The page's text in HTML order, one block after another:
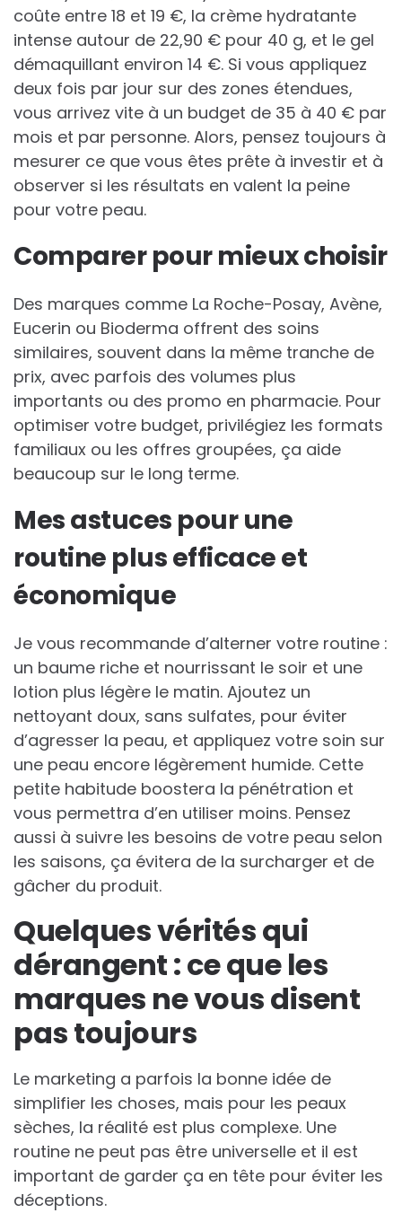
coûte entre 18 et 19 €, la crème hydratante
intense autour de 22,90 € pour 40 g, et le gel
démaquillant environ 14 €. Si vous appliquez
deux fois par jour sur des zones étendues,
vous arrivez vite à un budget de 35 à 40 € par
mois et par personne. Alors, pensez toujours à
mesurer ce que vous êtes prête à investir et à
observer si les résultats en valent la peine
pour votre peau.
Comparer pour mieux choisir
Des marques comme La Roche-Posay, Avène,
Eucerin ou Bioderma offrent des soins
similaires, souvent dans la même tranche de
prix, avec parfois des volumes plus
importants ou des promo en pharmacie. Pour
optimiser votre budget, privilégiez les formats
familiaux ou les offres groupées, ça aide
beaucoup sur le long terme.
Mes astuces pour une
routine plus efficace et
économique
Je vous recommande d’alterner votre routine :
un baume riche et nourrissant le soir et une
lotion plus légère le matin. Ajoutez un
nettoyant doux, sans sulfates, pour éviter
d’agresser la peau, et appliquez votre soin sur
une peau encore légèrement humide. Cette
petite habitude boostera la pénétration et
vous permettra d’en utiliser moins. Pensez
aussi à suivre les besoins de votre peau selon
les saisons, ça évitera de la surcharger et de
gâcher du produit.
Quelques vérités qui
dérangent : ce que les
marques ne vous disent
pas toujours
Le marketing a parfois la bonne idée de
simplifier les choses, mais pour les peaux
sèches, la réalité est plus complexe. Une
routine ne peut pas être universelle et il est
important de garder ça en tête pour éviter les
déceptions.